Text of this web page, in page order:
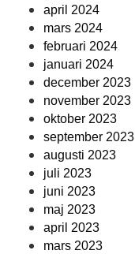
april 2024
mars 2024
februari 2024
januari 2024
december 2023
november 2023
oktober 2023
september 2023
augusti 2023
juli 2023
juni 2023
maj 2023
april 2023
mars 2023